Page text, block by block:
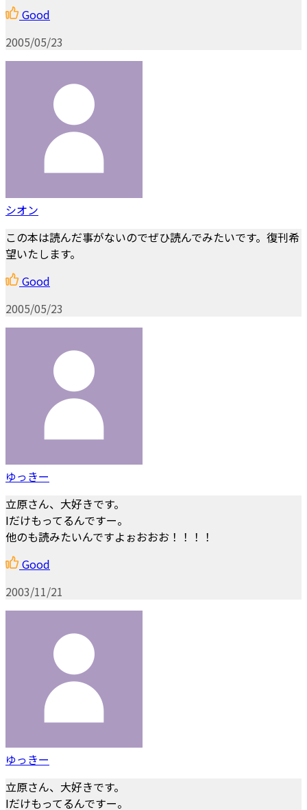
Good
2005/05/23
シオン
この本は読んだ事がないのでぜひ読んでみたいです。復刊希
望いたします。
Good
2005/05/23
ゆっきー
立原さん、大好きです。
Iだけもってるんですー。
他のも読みたいんですよぉおおお！！！！
Good
2003/11/21
ゆっきー
立原さん、大好きです。
Iだけもってるんですー。